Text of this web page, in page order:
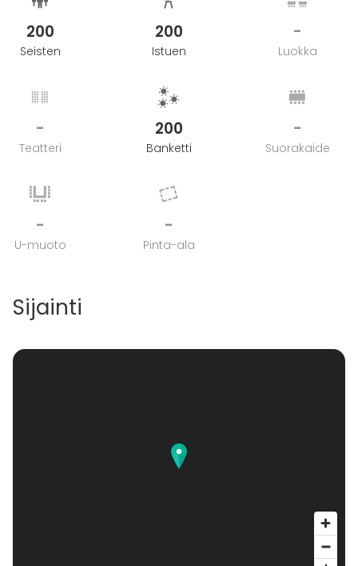
200
Seisten
200
Istuen
-
Luokka
-
Teatteri
200
Banketti
-
Suorakaide
-
U-muoto
-
Pinta-ala
Sijainti